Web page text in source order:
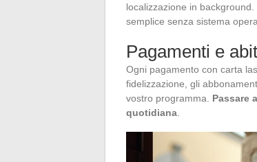
localizzazione in
semplice senza sistema
Pagamenti e
Ogni pagamento con carta
fidelizzazione, gli
vostro programma. Passare
quotidiana